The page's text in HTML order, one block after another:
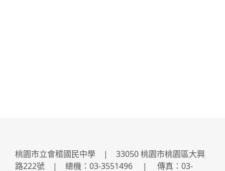
桃園市立會稽國民中學 | 33050 桃園市桃園區大興
路222號 | 總機：03-3551496 | 傳真：03-